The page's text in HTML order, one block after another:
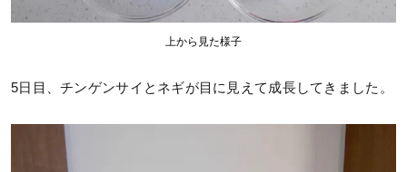
上から見た様子
5日目、チンゲンサイとネギが目に見えて成長してきました。